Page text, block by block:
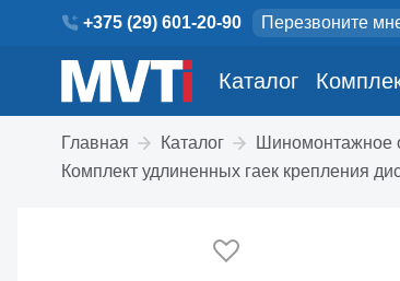
+375 (29) 601-20-90 Перезвоните
Каталог
Главная Каталог Шиномонтажное
Комплект удлиненных гаек крепления